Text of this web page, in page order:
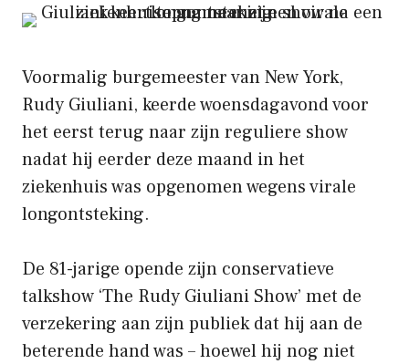
Voormalig burgemeester van New York,
Rudy Giuliani, keerde woensdagavond voor
het eerst terug naar zijn reguliere show
nadat hij eerder deze maand in het
ziekenhuis was opgenomen wegens virale
longontsteking.
De 81-jarige opende zijn conservatieve
talkshow ‘The Rudy Giuliani Show’ met de
verzekering aan zijn publiek dat hij aan de
beterende hand was – hoewel hij nog niet